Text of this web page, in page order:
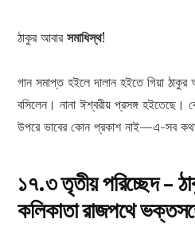
ঠাকুর আবারসমাধিস্থ!
গান সমাপ্ত হইলে দালান হইতে গিয়া ঠাকুর
বসিলেন। নানা ঈশ্বরীয় প্রসঙ্গ
উপরে ভাবের কোন প্রকাশ নাই—এ-সব
১৭.৩ তৃতীয় পরিচ্ছেদ –
কলিকাতা রাজপথে